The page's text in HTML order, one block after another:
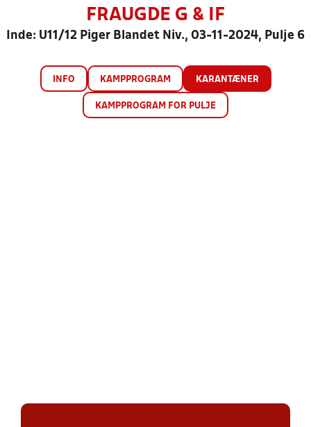
FRAUGDE G & IF
Inde: U11/12 Piger Blandet Niv., 03-11-2024, Pulje 6
INFO KAMPPROGRAM KARANTÆNER
KAMPPROGRAM FOR PULJE